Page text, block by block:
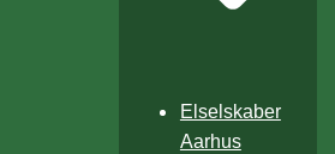
Elselskaber
Aarhus